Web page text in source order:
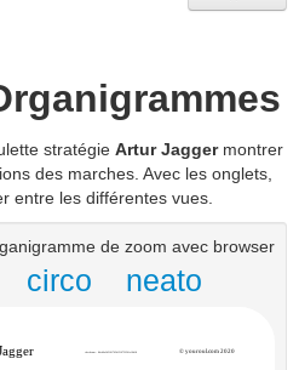
stratégie Artur Jaggermontrer
des marches. Avec les onglets,
entre les différentes vues.
de zoom avec browser
circo neato